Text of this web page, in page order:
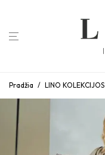
Pradžia / LINO KOLEKCIJOS